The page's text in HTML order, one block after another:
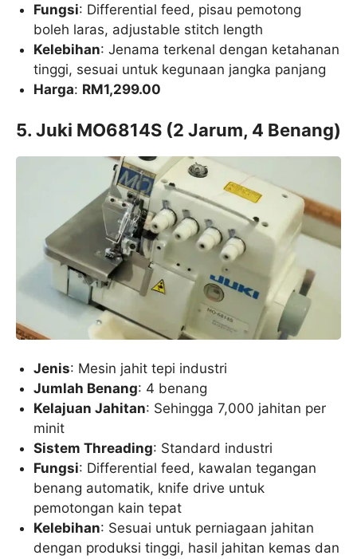
Fungsi: Differential feed, pisau pemotong
boleh laras, adjustable stitch length
Kelebihan: Jenama terkenal dengan ketahanan
tinggi, sesuai untuk kegunaan jangka panjang
Harga: RM1,299.00
5. Juki MO6814S (2 Jarum, 4 Benang)
Jenis: Mesin jahit tepi industri
Jumlah Benang: 4 benang
Kelajuan Jahitan: Sehingga 7,000 jahitan per
minit
Sistem Threading: Standard industri
Fungsi: Differential feed, kawalan tegangan
benang automatik, knife drive untuk
pemotongan kain tepat
Kelebihan: Sesuai untuk perniagaan jahitan
dengan produksi tinggi, hasil jahitan kemas dan